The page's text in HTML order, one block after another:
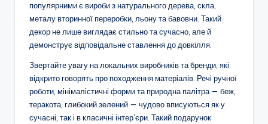
популярними є вироби з натурального дерева, скла,
металу вторинної переробки, льону та бавовни. Такий
декор не лише виглядає стильно та сучасно, але й
демонструє відповідальне ставлення до довкілля.
Звертайте увагу на локальних виробників та бренди, які
відкрито говорять про походження матеріалів. Речі ручної
роботи, мінімалістичні форми та природна палітра — беж,
теракота, глибокий зелений — чудово вписуються як у
сучасні, так і в класичні інтер’єри. Такий подарунок